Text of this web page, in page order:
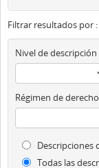
Filtrar resultados por :
Nivel de descripción
Régimen de
Descripciones
Todas las